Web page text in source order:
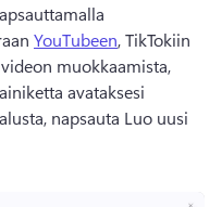
YouTubeen, TikTokiin
muokkaamista,
avataksesi
napsauta Luo uusi